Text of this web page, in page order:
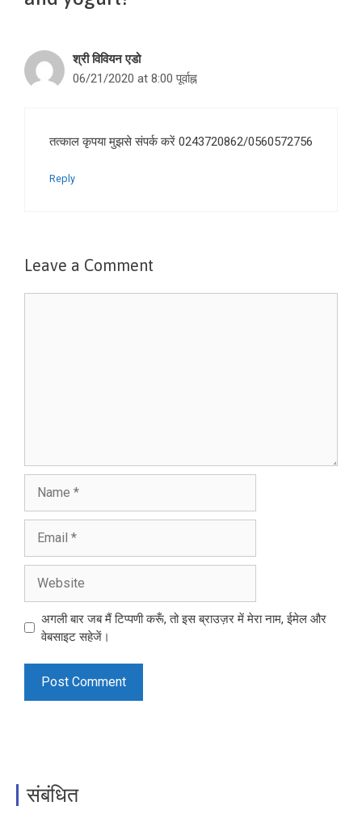
श्री विवियन एडो
06/21/2020 at 8:00 पूर्वाह्न
तत्काल कृपया मुझसे संपर्क करें 0243720862/0560572756
Reply
Leave a Comment
अगली बार जब मैं टिप्पणी करूँ, तो इस ब्राउज़र में मेरा नाम, ईमेल और
वेबसाइट सहेजें।
संबंधित